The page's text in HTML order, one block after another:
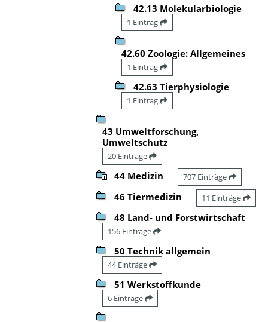
42.13 Molekularbiologie
1 Eintrag
42.60 Zoologie: Allgemeines
1 Eintrag
42.63 Tierphysiologie
1 Eintrag
43 Umweltforschung,
Umweltschutz
20 Einträge
44 Medizin 707 Einträge
46 Tiermedizin 11 Einträge
48 Land- und Forstwirtschaft
156 Einträge
50 Technik allgemein
44 Einträge
51 Werkstoffkunde
6 Einträge